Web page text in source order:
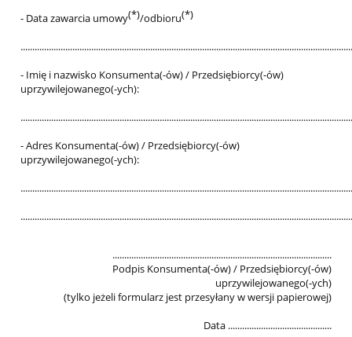
- Data zawarcia umowy(*)/odbioru(*)
- Imię i nazwisko Konsumenta(-ów) / Przedsiębiorcy(-ów)
uprzywilejowanego(-ych):
- Adres Konsumenta(-ów) / Przedsiębiorcy(-ów)
uprzywilejowanego(-ych):
.............................................................................................
Podpis Konsumenta(-ów) / Przedsiębiorcy(-ów)
uprzywilejowanego(-ych)
(tylko jeżeli formularz jest przesyłany w wersji papierowej)
Data ............................................